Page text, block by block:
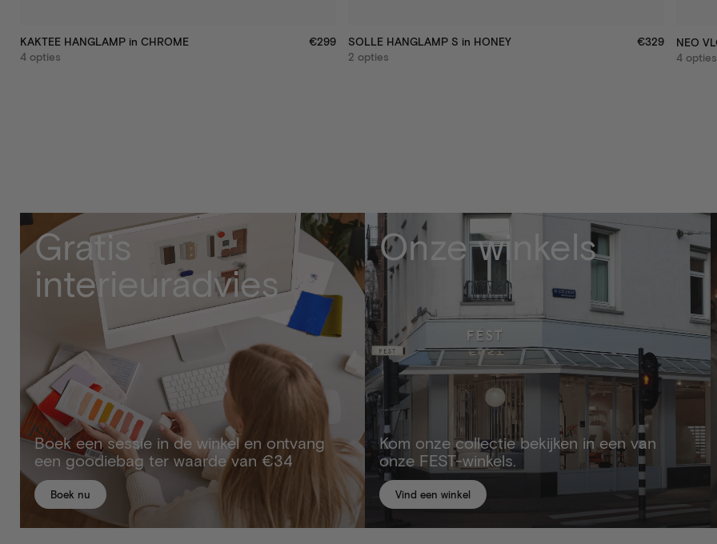
KAKTEE HANGLAMP in CHROME
€299
4 opties
SOLLE HANGLAMP S in HONEY
€329
2 opties
NEO
4 opties
Gratis
interieuradvies
Boek een sessie in de winkel en ontvang
een goodiebag ter waarde van €34
Boek nu
Onze winkels
Kom onze collectie bekijken in een van
onze FEST-winkels.
Vind een winkel